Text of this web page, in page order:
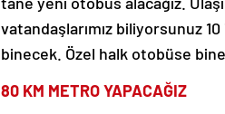
vatandaşlarımız biliyorsunuz
binecek. Özel halk otobüse
80 KM METRO YAPACAĞIZ